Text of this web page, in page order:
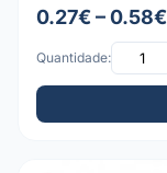
0.27€ – 0.58€
Quantidade: